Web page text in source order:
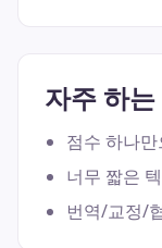
자주 하
점수 하나
너무 짧은
번역/교정/